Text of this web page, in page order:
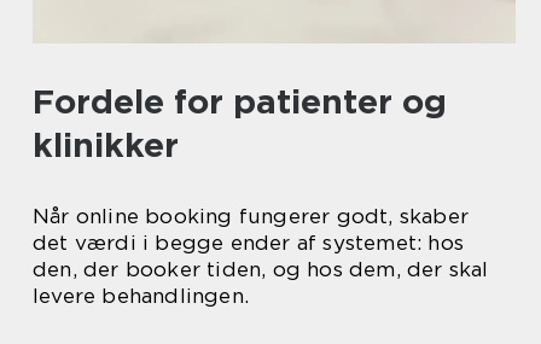
Fordele for patienter og
klinikker
Når online booking fungerer godt, skaber
det værdi i begge ender af systemet: hos
den, der booker tiden, og hos dem, der skal
levere behandlingen.